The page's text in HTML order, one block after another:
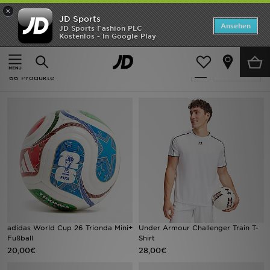
×
JD Sports
JD Sports Fashion PLC
Kostenlos - In Google Play
Ansehen
Home
Weiss Fußball
Verfeinern
Weiss Fußball
66 Produkte
adidas World Cup 26 Trionda Mini+
Fußball
20,00€
Under Armour Challenger Train T-
Shirt
28,00€
ANGEBOTE
Neuheiten
Herren
Kinder
Bestsellers
Fußball
Sport